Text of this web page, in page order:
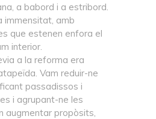
a babord i a estribord.
immensitat, amb
que estenen enfora el
interior.
a la reforma era
Vam reduir-ne
passadissos i
i agrupant-ne les
augmentar propòsits,